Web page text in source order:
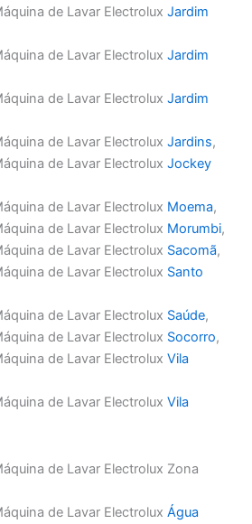
de Lavar ElectroluxJardim
de Lavar ElectroluxJardim
de Lavar ElectroluxJardim
de Lavar ElectroluxJardins,
de Lavar ElectroluxJockey
de Lavar Electrolux Moema,
de Lavar Electrolux Morumbi,
de Lavar Electrolux Sacomã,
de Lavar Electrolux Santo
de Lavar Electrolux Saúde,
de Lavar Electrolux Socorro,
de Lavar ElectroluxVila
de Lavar ElectroluxVila
de Lavar Electrolux Zona
de Lavar ElectroluxÁgua